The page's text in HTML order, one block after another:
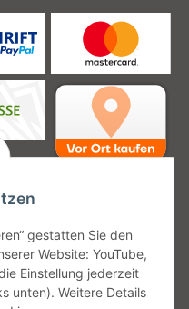
gestatten Sie den
Website: YouTube,
Einstellung jederzeit
unten). Weitere Details